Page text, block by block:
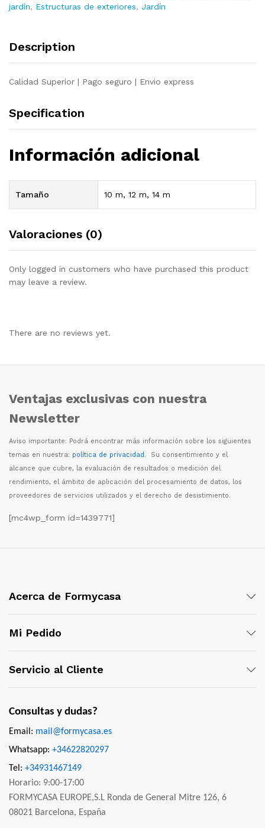
jardín, Estructuras de exteriores, Jardín
Description
Calidad Superior | Pago seguro | Envio express
Specification
Información adicional
Tamaño 10 m, 12 m, 14 m
Valoraciones (0)
Only logged in customers who have purchased this product
may leave a review.
There are no reviews yet.
Ventajas exclusivas con nuestra
Newsletter
Aviso importante: Podrá encontrar más información sobre los siguientes
temas en nuestra: política de privacidad. Su consentimiento y el
alcance que cubre, la evaluación de resultados o medición del
rendimiento, el ámbito de aplicación del procesamiento de datos, los
proveedores de servicios utilizados y el derecho de desistimiento.
[mc4wp_form id=1439771]
Acerca de Formycasa
Mi Pedido
Servicio al Cliente
Consultas y dudas?
Email: mail@formycasa.es
Whatsapp: +34622820297
Tel: +34931467149
Horario: 9:00-17:00
FORMYCASA EUROPE,S.L Ronda de General Mitre 126, 6
08021 Barcelona, España